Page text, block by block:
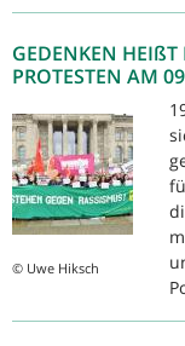
GEDENKEN
PROTESTEN AM
© Uwe Hiksch